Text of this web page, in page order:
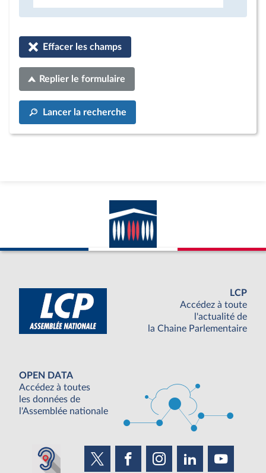
Effacer les champs
Replier le formulaire
Lancer la recherche
LCP
Accédez à toute
l'actualité de
la Chaine Parlementaire
OPEN DATA
Accédez à toutes
les données de
l'Assemblée nationale